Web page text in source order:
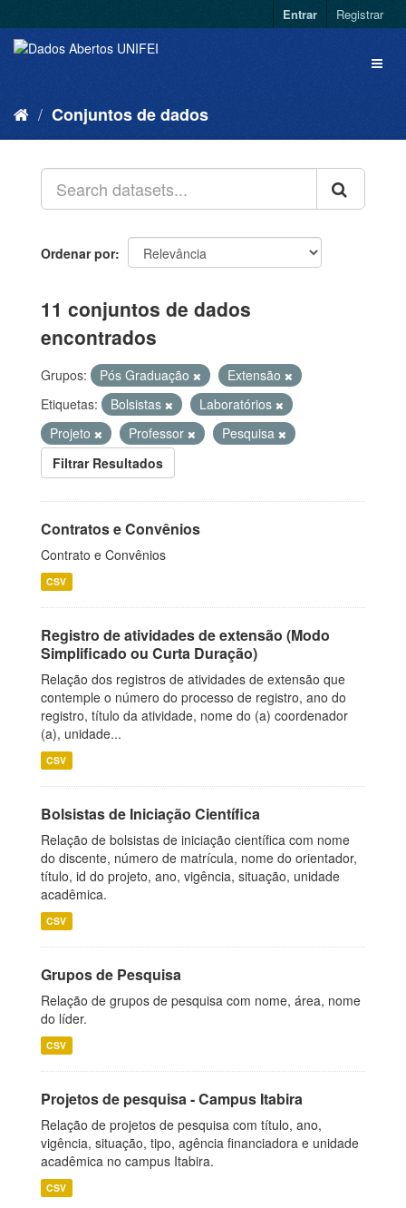
Entrar Registrar
Conjuntos de dados
Ordenar por
11 conjuntos de dados
encontrados
Grupos: Pós Graduação
Extensão
Etiquetas:
Bolsistas
Laboratórios
Projeto
Professor
Pesquisa
Filtrar Resultados
Contratos e Convênios
Contrato e Convênios
CSV
Registro de atividades de extensão (Modo
Simplificado ou Curta Duração)
Relação dos registros de atividades de extensão que
contemple o número do processo de registro, ano do
registro, título da atividade, nome do (a) coordenador
(a), unidade...
CSV
Bolsistas de Iniciação Científica
Relação de bolsistas de iniciação científica com nome
do discente, número de matrícula, nome do orientador,
título, id do projeto, ano, vigência, situação, unidade
acadêmica.
CSV
Grupos de Pesquisa
Relação de grupos de pesquisa com nome, área, nome
do líder.
CSV
Projetos de pesquisa - Campus Itabira
Relação de projetos de pesquisa com título, ano,
vigência, situação, tipo, agência financiadora e unidade
acadêmica no campus Itabira.
CSV